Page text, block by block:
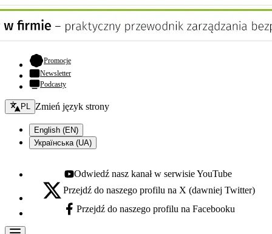
Promocje- otwiera się w nowej karcie
Newsletter
Podcasty
Zmień język - bieżący:
PL Zmień język strony
English (EN)
Українська (UA)
Youtube - otwiera się w nowej karcie
Odwiedź nasz kanał w serwisie YouTube
X - otwiera się w nowej karcie
Przejdź do naszego profilu na X (dawniej Twitter)
Facebook - otwiera się w nowej karcie
Przejdź do naszego profilu na Facebooku